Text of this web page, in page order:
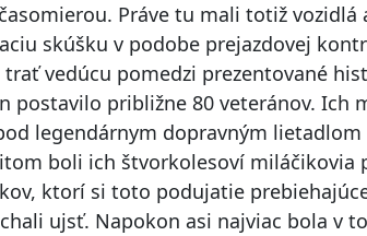
Práve tu mali totiž
skúšku v podobe prejazdovej
vedúcu pomedzi prezentované
postavilo približne 80 veteránov. Ich
legendárnym dopravným lietadlom
boli ich štvorkolesoví miláčikovia
ktorí si toto podujatie
ujsť. Napokon asi najviac bola v